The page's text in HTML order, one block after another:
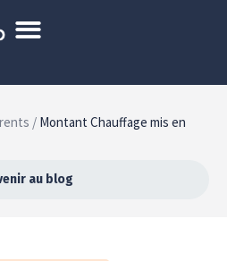
/ Montant Chauffage mis en
au blog